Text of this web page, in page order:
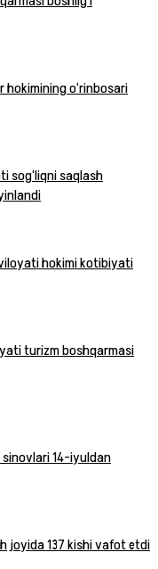
hokimining o‘rinbosari
sog‘liqni saqlash
hokimi kotibiyati
turizm boshqarmasi
14-iyuldan
joyida 137 kishi vafot etdi